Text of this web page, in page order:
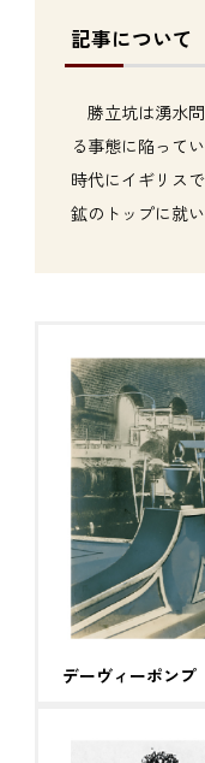
記事について
勝立坑は湧水
る事態に陥って
時代にイギリス
鉱のトップに就
デーヴィーポンプ